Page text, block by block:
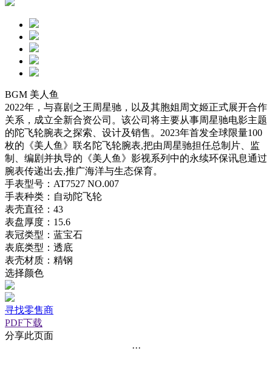
BGM 美人鱼
2022年，与喜剧之王周星驰，以及其胞姐周文姬正式展开合作
关系，成立全新合资公司。该公司将主要从事周星驰电影主题
的陀飞轮腕表之探索、设计及销售。2023年首发全球限量100
枚的《美人鱼》联名陀飞轮腕表,把由周星驰担任总制片、监
制、编剧并执导的《美人鱼》影视系列中的永续环保讯息通过
腕表传递出去,推广海洋与生态保育。
手表型号：AT7527 NO.007
手表种类：自动陀飞轮
表壳直径：43
表盘厚度：15.6
表冠类型：蓝宝石
表底类型：透底
表壳材质：精钢
选择颜色
寻找零售商
PDF下载
分享此页面
···